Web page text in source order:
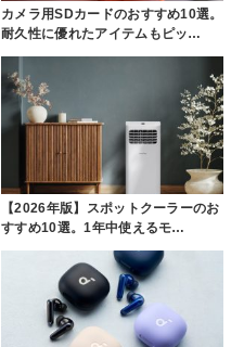
カメラ用SDカードのおすすめ10選。
耐久性に優れたアイテムもピッ…
【2026年版】スポットクーラーのお
すすめ10選。1年中使えるモ…